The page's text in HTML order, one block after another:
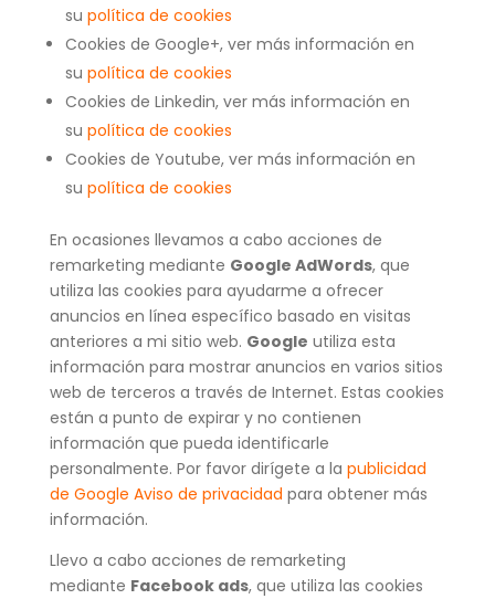
su política de cookies
Cookies de Google+, ver más información en
su política de cookies
Cookies de Linkedin, ver más información en
su política de cookies
Cookies de Youtube, ver más información en
su política de cookies
En ocasiones llevamos a cabo acciones de
remarketing mediante Google AdWords, que
utiliza las cookies para ayudarme a ofrecer
anuncios en línea específico basado en visitas
anteriores a mi sitio web. Google utiliza esta
información para mostrar anuncios en varios sitios
web de terceros a través de Internet. Estas cookies
están a punto de expirar y no contienen
información que pueda identificarle
personalmente. Por favor dirígete a la publicidad
de Google Aviso de privacidad para obtener más
información.
Llevo a cabo acciones de remarketing
mediante Facebook ads, que utiliza las cookies